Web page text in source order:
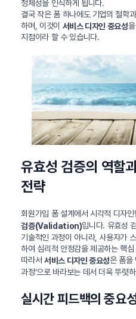
정체성을 인식하게 됩니다.
결국 작은 폼 하나에도 기업의 철학
하며, 이것이 서비스 디자인 중요성
지점이라 할 수 있습니다.
유효성 검증의 역할
전략
회원가입 폼 설계에서 시각적 디자
검증(Validation)입니다. 유효성
기술적인 과정이 아니라, 사용자가
하여 심리적 안정감을 제공하는 핵
따라서 서비스 디자인 중요성은 폼을
과정’으로 바라보는 데서 더욱 뚜렷
실시간 피드백의 중요